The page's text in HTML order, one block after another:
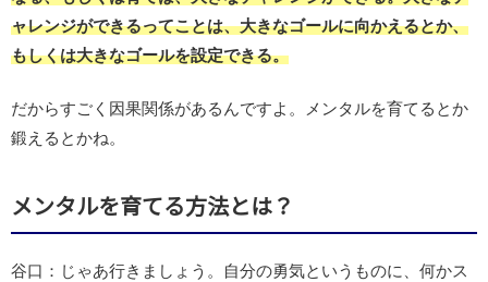
ャレンジができるってことは、大きなゴールに向かえるとか、
もしくは大きなゴールを設定できる。
だからすごく因果関係があるんですよ。メンタルを育てるとか
鍛えるとかね。
メンタルを育てる方法とは？
谷口：じゃあ行きましょう。自分の勇気というものに、何かス